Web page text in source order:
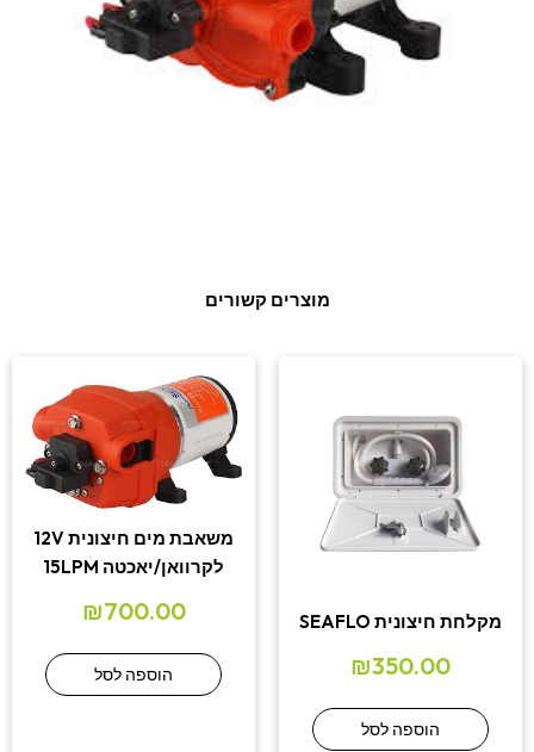
מוצרים קשורים
מקלחת חיצונית SEAFLO
₪350.00
הוספה לסל
משאבת מים חיצונית 12V
לקרוואן/יאכטה 15LPM
₪700.00
הוספה לסל